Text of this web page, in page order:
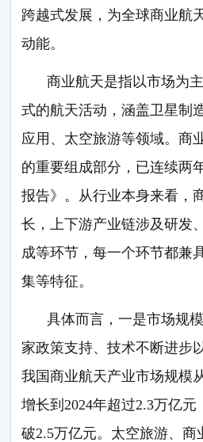
跨越式发展，为全球商业航
动能。
商业航天是指以市场为
式的航天活动，涵盖卫星制
应用、太空旅游等领域。商
的重要组成部分，已连续两
报告》。从行业本身来看，
长，上下游产业链涉及研发
成等环节，每一个环节都兼
集等特征。
具体而言，一是市场规
家政策支持、技术不断进步
我国商业航天产业市场规模
增长到2024年超过2.3万亿
破2.5万亿元。太空旅游、商